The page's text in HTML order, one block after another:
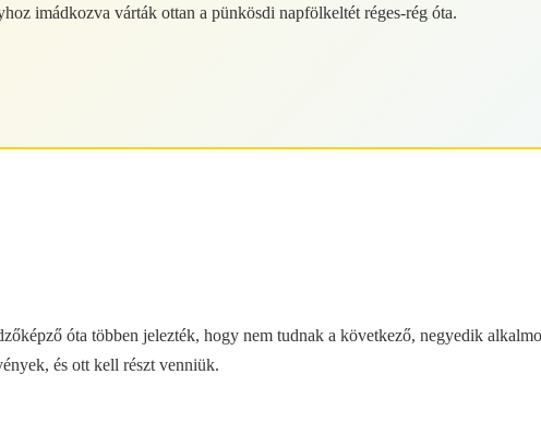
imádkozva várták ottan a pünkösdi napfölkeltét réges-rég óta.
óta többen jelezték, hogy nem tudnak a következő, negyedik
és ott kell részt venniük.